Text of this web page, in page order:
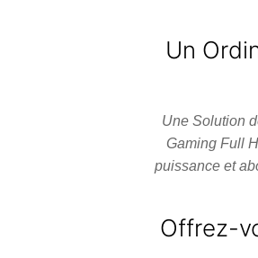
Un
Une Solution
Gaming Full
puissance et
Offrez-